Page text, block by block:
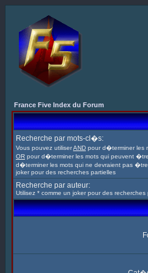
France Five Index du Forum
Recherche par mots-cl�s:
Vous pouvez utiliserAND pour d�terminer les
OR pour d�terminer les mots qui peuvent
d�terminer les mots qui ne devraient pas
joker pour des recherches partielles
Recherche par auteur:
Utilisez * comme un joker pour des recherches